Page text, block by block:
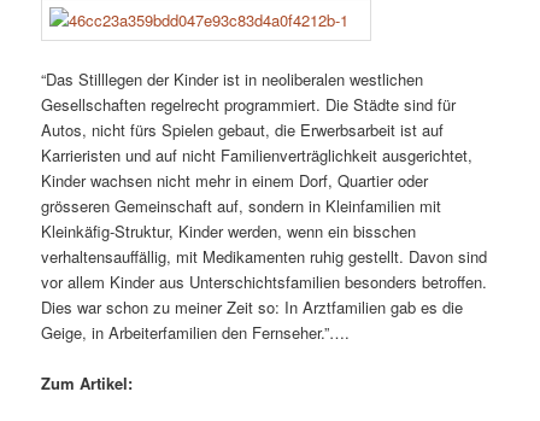
“Das Stilllegen der Kinder ist in neoliberalen westlichen
Gesellschaften regelrecht programmiert. Die Städte sind für
Autos, nicht fürs Spielen gebaut, die Erwerbsarbeit ist auf
Karrieristen und auf nicht Familienverträglichkeit ausgerichtet,
Kinder wachsen nicht mehr in einem Dorf, Quartier oder
grösseren Gemeinschaft auf, sondern in Kleinfamilien mit
Kleinkäfig-Struktur, Kinder werden, wenn ein bisschen
verhaltensauffällig, mit Medikamenten ruhig gestellt. Davon sind
vor allem Kinder aus Unterschichtsfamilien besonders betroffen.
Dies war schon zu meiner Zeit so: In Arztfamilien gab es die
Geige, in Arbeiterfamilien den Fernseher.”….
Zum Artikel: